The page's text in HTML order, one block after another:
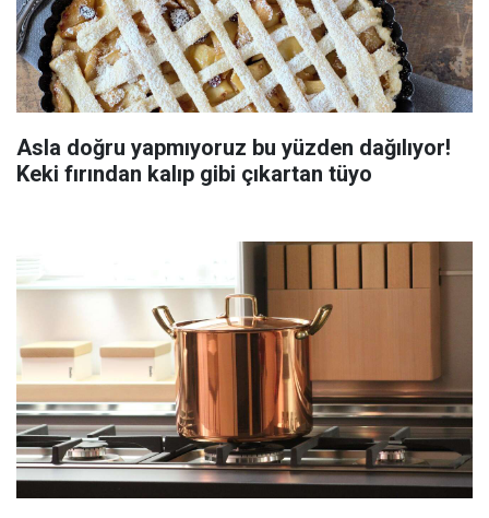
Asla doğru yapmıyoruz bu yüzden dağılıyor!
Keki fırından kalıp gibi çıkartan tüyo